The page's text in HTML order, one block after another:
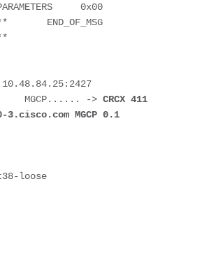
0x00
END_OF_MSG
MGCP...... -> CRCX 411
3.cisco.com MGCP 0.1
loose